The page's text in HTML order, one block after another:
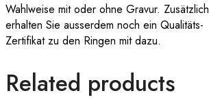
Wahlweise mit oder ohne Gravur. Zusätzlich
erhalten Sie ausserdem noch ein Qualitäts-
Zertifikat zu den Ringen mit dazu.
Related products